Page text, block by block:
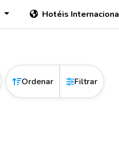
Hotéis
Ordenar Filtrar